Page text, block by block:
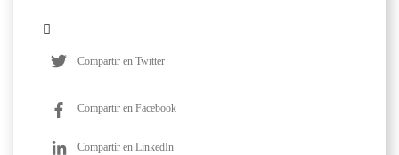
Compartir en Twitter
Compartir en Facebook
Compartir en LinkedIn